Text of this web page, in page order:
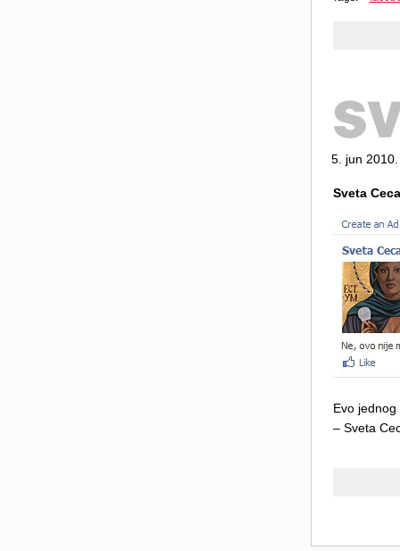
5. jun
Sveta
Evo
– Sveta